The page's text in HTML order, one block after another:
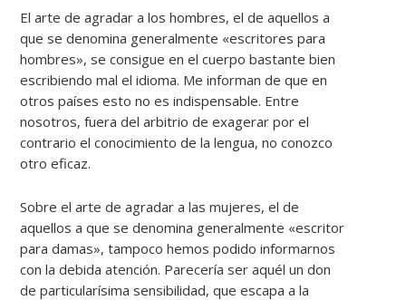
El arte de agradar a los hombres, el de aquellos a
que se denomina generalmente «escritores para
hombres», se consigue en el cuerpo bastante bien
escribiendo mal el idioma. Me informan de que en
otros países esto no es indispensable. Entre
nosotros, fuera del arbitrio de exagerar por el
contrario el conocimiento de la lengua, no conozco
otro eficaz.
Sobre el arte de agradar a las mujeres, el de
aquellos a que se denomina generalmente «escritor
para damas», tampoco hemos podido informarnos
con la debida atención. Parecería ser aquél un don
de particularísima sensibilidad, que escapa a la